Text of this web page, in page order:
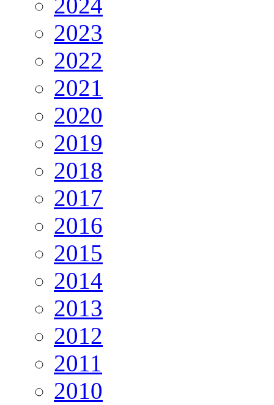
2024
2023
2022
2021
2020
2019
2018
2017
2016
2015
2014
2013
2012
2011
2010